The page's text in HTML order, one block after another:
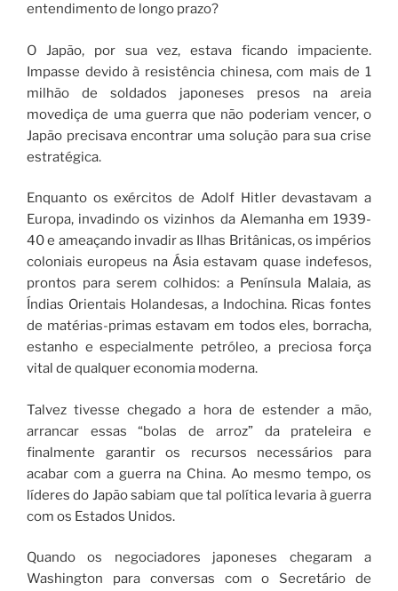
entendimento de longo prazo?
O Japão, por sua vez, estava ficando impaciente.
Impasse devido à resistência chinesa, com mais de 1
milhão de soldados japoneses presos na areia
movediça de uma guerra que não poderiam vencer, o
Japão precisava encontrar uma solução para sua crise
estratégica.
Enquanto os exércitos de Adolf Hitler devastavam a
Europa, invadindo os vizinhos da Alemanha em 1939-
40 e ameaçando invadir as Ilhas Britânicas, os impérios
coloniais europeus na Ásia estavam quase indefesos,
prontos para serem colhidos: a Península Malaia, as
Índias Orientais Holandesas, a Indochina. Ricas fontes
de matérias-primas estavam em todos eles, borracha,
estanho e especialmente petróleo, a preciosa força
vital de qualquer economia moderna.
Talvez tivesse chegado a hora de estender a mão,
arrancar essas “bolas de arroz” da prateleira e
finalmente garantir os recursos necessários para
acabar com a guerra na China. Ao mesmo tempo, os
líderes do Japão sabiam que tal política levaria à guerra
com os Estados Unidos.
Quando os negociadores japoneses chegaram a
Washington para conversas com o Secretário de